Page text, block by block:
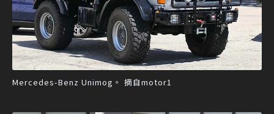
Mercedes-Benz Unimog。 摘自motor1